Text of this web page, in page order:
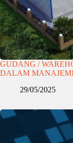
GUDANG /
DALAM
29/05/2025